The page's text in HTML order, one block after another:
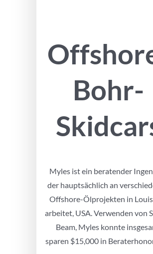
Bohr-
Myles ist ein beratender
der hauptsächlich an
Offshore-Ölprojekten in
arbeitet, USA. Verwenden von
Beam, Myles konnte
sparen $15,000 in